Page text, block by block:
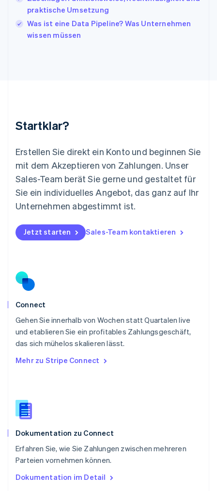
praktische Umsetzung
Was ist eine Data Pipeline? Was Unternehmen
wissen müssen
Startklar?
Erstellen Sie direkt ein Konto und beginnen Sie
mit dem Akzeptieren von Zahlungen. Unser
Sales-Team berät Sie gerne und gestaltet für
Sie ein individuelles Angebot, das ganz auf Ihr
Unternehmen abgestimmt ist.
Jetzt starten Sales-Team kontaktieren
Connect
Gehen Sie innerhalb von Wochen statt Quartalen live
und etablieren Sie ein profitables Zahlungsgeschäft,
das sich mühelos skalieren lässt.
Mehr zu Stripe Connect
Dokumentation zu Connect
Erfahren Sie, wie Sie Zahlungen zwischen mehreren
Parteien vornehmen können.
Dokumentation im Detail
Lettland
Liechtenstein
DeutschEnglish
Mexiko
English
Niederlande
Nederlands English
Norwegen
English
Österreich
Polen
English
Portugal
Schweden
Svenska
Schweiz
Singapur
English简体中文
Slowakei
Slowenien
English
Spanien
Thailand
Tschechische Republik
English
English